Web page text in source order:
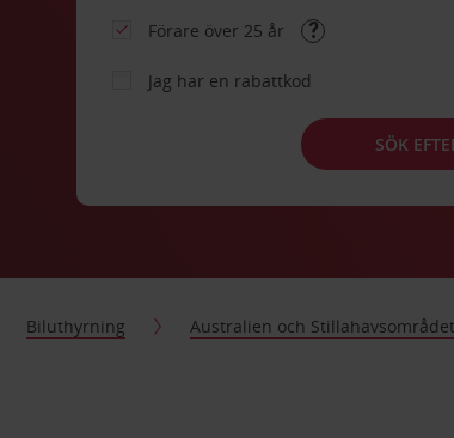
Förare över 25 år
Jag har en rabattkod
SÖK
Biluthyrning Australien och Stillahavsområdet